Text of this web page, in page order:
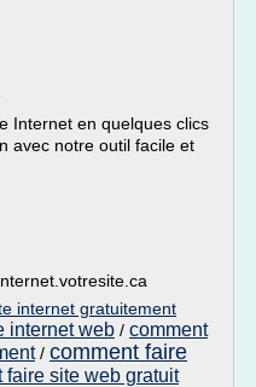
Internet en quelques clics
avec notre outil facile et
internet gratuitement
internet web / comment
/ comment faire
faire site web gratuit